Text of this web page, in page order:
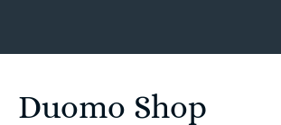
Duomo Shop